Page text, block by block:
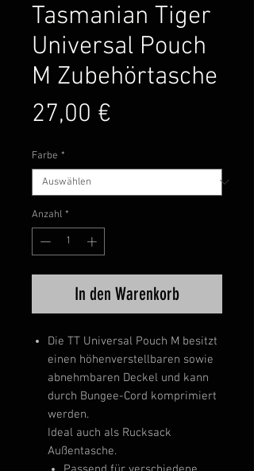
Tasmanian Tiger
Universal Pouch
M Zubehörtasche
27,00 €
Farbe *
Anzahl *
In den Warenkorb
Die TT Universal Pouch M besitzt
einen höhenverstellbaren sowie
abnehmbaren Deckel und kann
durch Bungee-Cord komprimiert
werden.
Ideal auch als Rucksack
Außentasche.